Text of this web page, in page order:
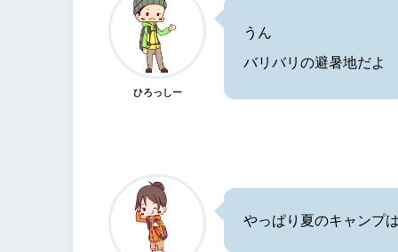
ひろっしー
うん
バリバリの避暑地だよ
やっぱり夏のキャンプ